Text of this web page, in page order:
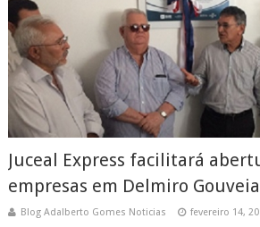
Juceal Express facilitará
empresas em Delmiro Gouveia
Blog Adalberto Gomes Noticias fevereiro 14,